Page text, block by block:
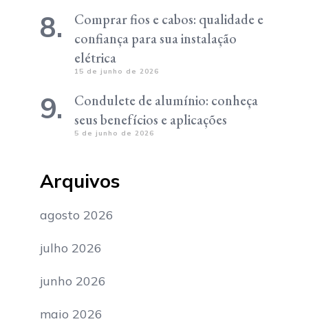
Comprar fios e cabos: qualidade e
confiança para sua instalação
elétrica
15 de junho de 2026
Condulete de alumínio: conheça
seus benefícios e aplicações
5 de junho de 2026
Arquivos
agosto 2026
julho 2026
junho 2026
maio 2026